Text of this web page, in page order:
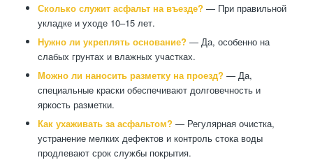
Сколько служит асфальт на въезде? — При правильной
укладке и уходе 10–15 лет.
Нужно ли укреплять основание? — Да, особенно на
слабых грунтах и влажных участках.
Можно ли наносить разметку на проезд? — Да,
специальные краски обеспечивают долговечность и
яркость разметки.
Как ухаживать за асфальтом? — Регулярная очистка,
устранение мелких дефектов и контроль стока воды
продлевают срок службы покрытия.